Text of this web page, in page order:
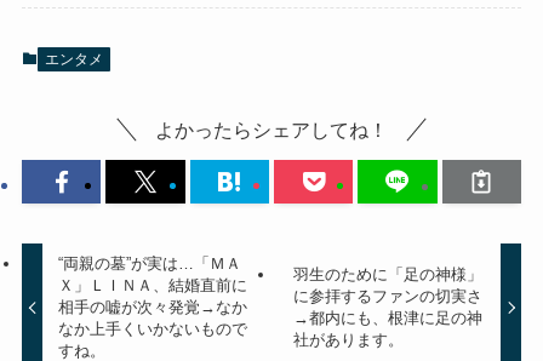
エンタメ
よかったらシェアしてね！
“両親の墓”が実は…「ＭＡ
Ｘ」ＬＩＮＡ、結婚直前に
相手の嘘が次々発覚→なか
なか上手くいかないもので
すね。
羽生のために「足の神様」
に参拝するファンの切実さ
→都内にも、根津に足の神
社があります。